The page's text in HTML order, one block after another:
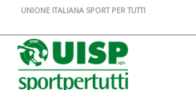
UNIONE ITALIANA SPORT PER TUTTI